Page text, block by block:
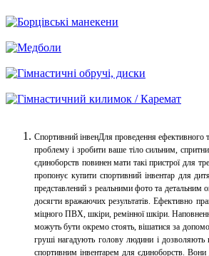
Спортивний інвенДля проведення ефективного
проблему і зробити ваше тіло сильним,
єдиноборств повинен мати такі пристрої для
пропонує купити спортивний інвентар для
представлений з реальними фото та детальним
досягти вражаючих результатів. Ефективно
міцного ПВХ, шкіри, ремінної шкіри.
можуть бути окремо стоять, вішатися за
груші нагадують голову людини і дозволяють
спортивним інвентарем для єдиноборств.